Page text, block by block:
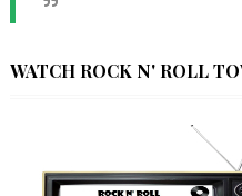
WATCH ROCK N' ROLL